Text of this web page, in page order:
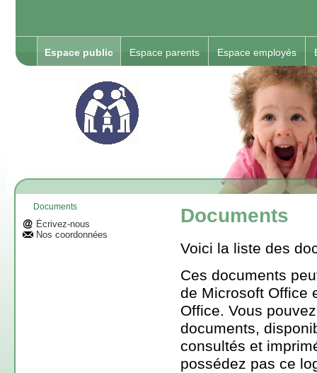
Espace public Espace parents Espace employés
Documents
Écrivez-nous
Nos coordonnées
Documents
Voici la liste des
Ces documents
de Microsoft Office
Office. Vous
documents,
consultés et
possédez pas ce